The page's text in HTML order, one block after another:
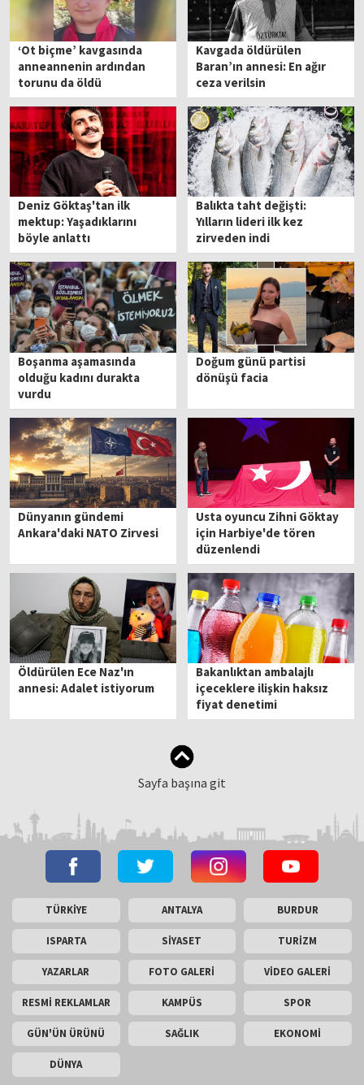
‘Ot biçme’ kavgasında
anneannenin ardından
torunu da öldü
Kavgada öldürülen
Baran’ın annesi: En ağır
ceza verilsin
Deniz Göktaş'tan ilk
mektup: Yaşadıklarını
böyle anlattı
Balıkta taht değişti:
Yılların lideri ilk kez
zirveden indi
Boşanma aşamasında
olduğu kadını durakta
vurdu
Doğum günü partisi
dönüşü facia
Dünyanın gündemi
Ankara'daki NATO Zirvesi
Usta oyuncu Zihni Göktay
için Harbiye'de tören
düzenlendi
Öldürülen Ece Naz'ın
annesi: Adalet istiyorum
Bakanlıktan ambalajlı
içeceklere ilişkin haksız
fiyat denetimi
Sayfa başına git
TÜRKİYE ANTALYA BURDUR
ISPARTA SİYASET TURİZM
YAZARLAR FOTO GALERİ VİDEO GALERİ
RESMİ REKLAMLAR KAMPÜS SPOR
GÜN'ÜN ÜRÜNÜ SAĞLIK EKONOMİ
DÜNYA